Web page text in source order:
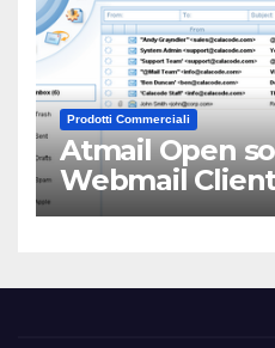
Prodotti Commerciali
Atmail Open
Webmail